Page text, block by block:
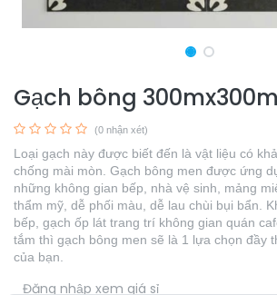
Gạch bông
(0 nhận xét)
Loại gạch này được biết đến là vật liệu có
chống mài mòn. Gạch bông men được ứng
những không gian bếp, nhà vệ sinh, mảng
thẩm mỹ, dễ phối màu, dễ lau chùi bụi bẩn.
bếp, gạch ốp lát trang trí không gian quán
tắm thì gạch bông men sẽ là 1 lựa chọn đầy
của bạn.
Đăng nhập xem giá sỉ